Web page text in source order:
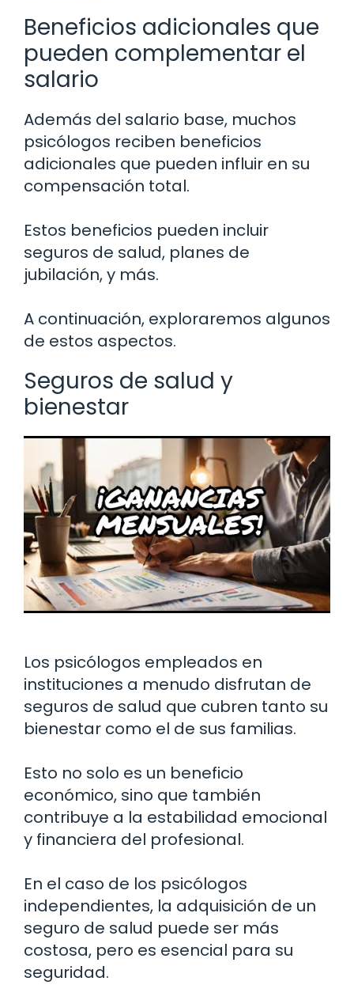
Beneficios adicionales que
pueden complementar el
salario
Además del salario base, muchos
psicólogos reciben beneficios
adicionales que pueden influir en su
compensación total.
Estos beneficios pueden incluir
seguros de salud, planes de
jubilación, y más.
A continuación, exploraremos algunos
de estos aspectos.
Seguros de salud y
bienestar
Los psicólogos empleados en
instituciones a menudo disfrutan de
seguros de salud que cubren tanto su
bienestar como el de sus familias.
Esto no solo es un beneficio
económico, sino que también
contribuye a la estabilidad emocional
y financiera del profesional.
En el caso de los psicólogos
independientes, la adquisición de un
seguro de salud puede ser más
costosa, pero es esencial para su
seguridad.